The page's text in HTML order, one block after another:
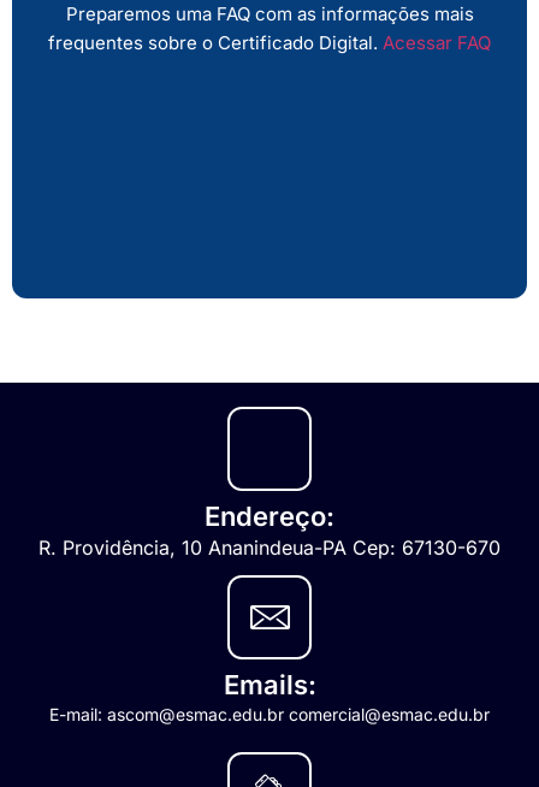
Preparemos uma FAQ com as informações mais
frequentes sobre o Certificado Digital. Acessar FAQ
Endereço:
R. Providência, 10 Ananindeua-PA Cep: 67130-670
Emails:
E-mail: ascom@esmac.edu.br comercial@esmac.edu.br